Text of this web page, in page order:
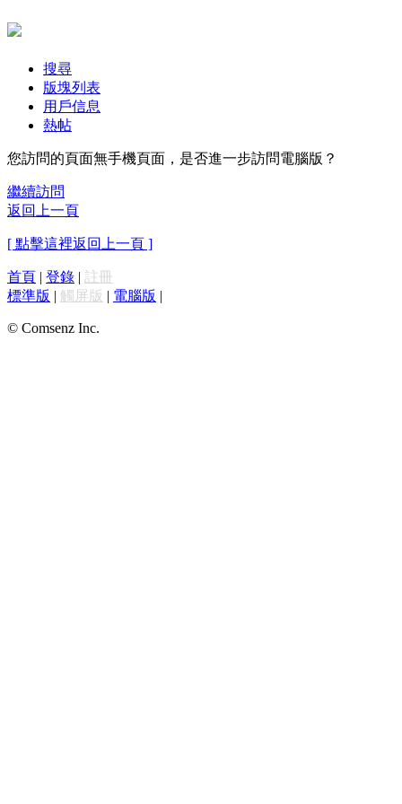
搜尋
版塊列表
用戶信息
熱帖
您訪問的頁面無手機頁面，是否進一步訪問電腦版？
繼續訪問
返回上一頁
[ 點擊這裡返回上一頁 ]
首頁 | 登錄 | 註冊
標準版 | 觸屏版 | 電腦版 |
© Comsenz Inc.